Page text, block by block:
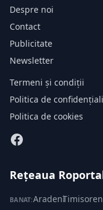
Despre noi
Contact
Publicitate
Newsletter
Termeni și condiții
Politica de
Politica de cookies
Rețeaua
BANAT:Aradeni·